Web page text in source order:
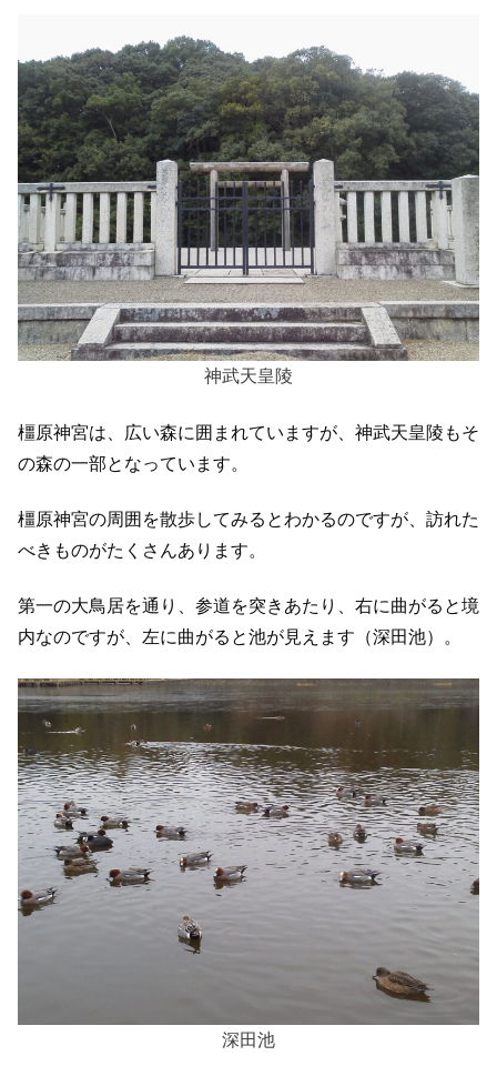
神武天皇陵
橿原神宮は、広い森に囲まれていますが、神武天皇陵もそ
の森の一部となっています。
橿原神宮の周囲を散歩してみるとわかるのですが、訪れた
べきものがたくさんあります。
第一の大鳥居を通り、参道を突きあたり、右に曲がると境
内なのですが、左に曲がると池が見えます（深田池）。
深田池